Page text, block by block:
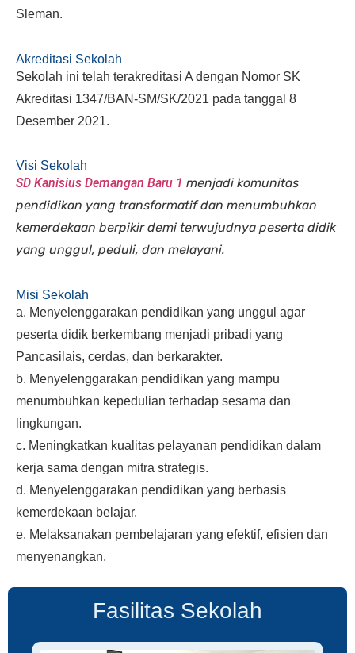
Sleman.
Akreditasi Sekolah
Sekolah ini telah terakreditasi A dengan Nomor SK
Akreditasi 1347/BAN-SM/SK/2021 pada tanggal 8
Desember 2021.
Visi Sekolah
SD Kanisius Demangan Baru 1 menjadi komunitas
pendidikan yang transformatif dan menumbuhkan
kemerdekaan berpikir demi terwujudnya peserta didik
yang unggul, peduli, dan melayani.
Misi Sekolah
a. Menyelenggarakan pendidikan yang unggul agar
peserta didik berkembang menjadi pribadi yang
Pancasilais, cerdas, dan berkarakter.
b. Menyelenggarakan pendidikan yang mampu
menumbuhkan kepedulian terhadap sesama dan
lingkungan.
c. Meningkatkan kualitas pelayanan pendidikan dalam
kerja sama dengan mitra strategis.
d. Menyelenggarakan pendidikan yang berbasis
kemerdekaan belajar.
e. Melaksanakan pembelajaran yang efektif, efisien dan
menyenangkan.
Fasilitas Sekolah